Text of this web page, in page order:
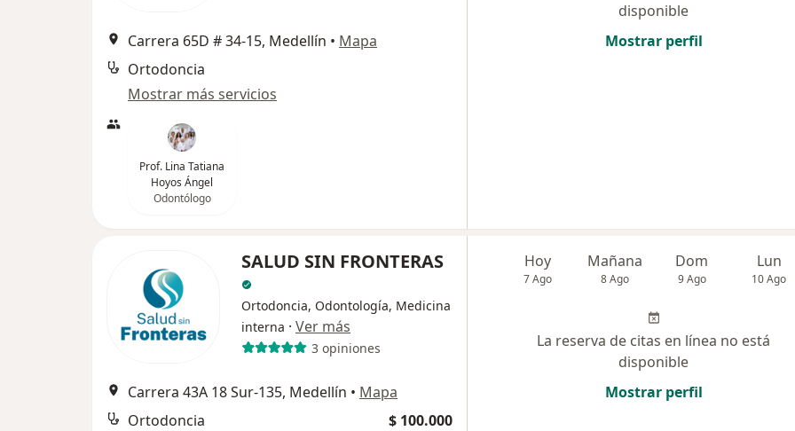
Carrera 65D # 34-15, Medellín • Mapa
Ortodoncia
Mostrar más servicios
Prof. Lina Tatiana
Hoyos Ángel
Odontólogo
disponible
Mostrar perfil
SALUD SIN FRONTERAS
Ortodoncia, Odontología, Medicina
interna · Ver más
3 opiniones
Carrera 43A 18 Sur-135, Medellín • Mapa
Ortodoncia
$ 100.000
Hoy
7 Ago
Mañana
8 Ago
Dom
9 Ago
Lun
10 Ago
La reserva de citas en línea no está
disponible
Mostrar perfil